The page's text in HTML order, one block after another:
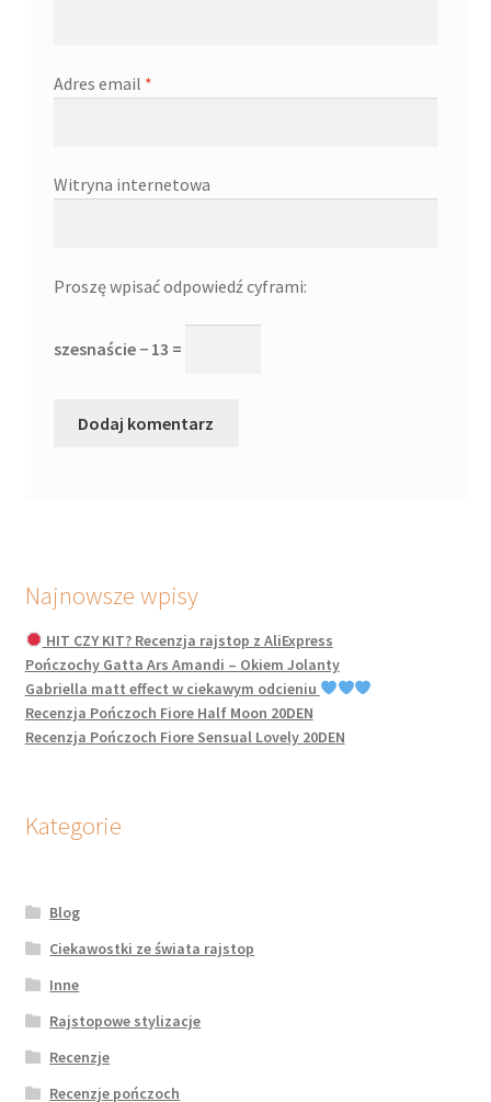
Adres email *
Witryna internetowa
Proszę wpisać odpowiedź cyframi:
szesnaście − 13 =
Najnowsze wpisy
HIT CZY KIT? Recenzja rajstop z AliExpress
Pończochy Gatta Ars Amandi – Okiem Jolanty
Gabriella matt effect w ciekawym odcieniu
Recenzja Pończoch Fiore Half Moon 20DEN
Recenzja Pończoch Fiore Sensual Lovely 20DEN
Kategorie
Blog
Ciekawostki ze świata rajstop
Inne
Rajstopowe stylizacje
Recenzje
Recenzje pończoch